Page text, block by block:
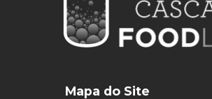
Mapa do Site